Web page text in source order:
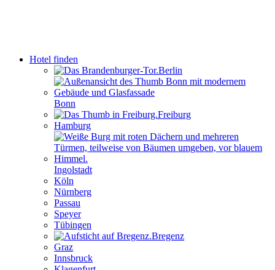
Hotel finden
Berlin
Bonn
Freiburg
Hamburg
Ingolstadt
Köln
Nürnberg
Passau
Speyer
Tübingen
Bregenz
Graz
Innsbruck